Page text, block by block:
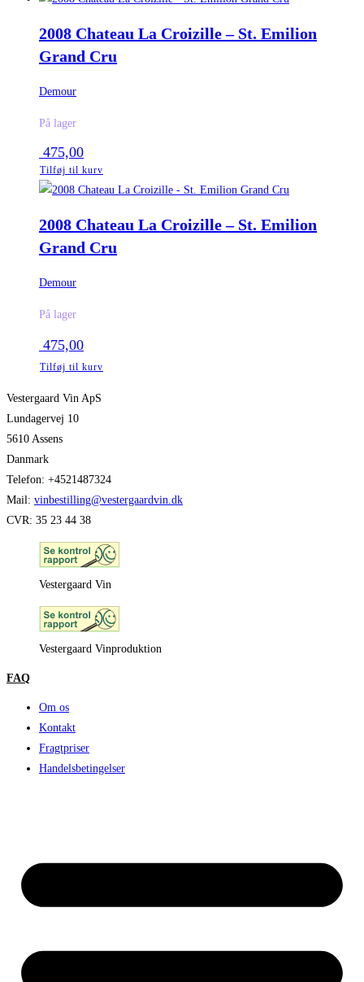
2008 Chateau La Croizille – St. Emilion
Grand Cru
Demour
På lager
475,00
Tilføj til kurv
2008 Chateau La Croizille – St. Emilion
Grand Cru
Demour
På lager
475,00
Tilføj til kurv
Vestergaard Vin ApS
Lundagervej 10
5610 Assens
Danmark
Telefon: +4521487324
Mail: vinbestilling@vestergaardvin.dk
CVR: 35 23 44 38
Vestergaard Vin
Vestergaard Vinproduktion
FAQ
Om os
Kontakt
Fragtpriser
Handelsbetingelser